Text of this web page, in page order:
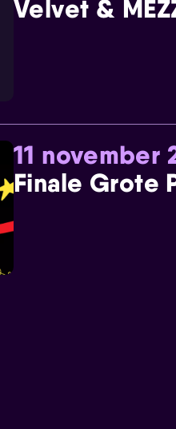
Velvet &
11 november
Finale Grote